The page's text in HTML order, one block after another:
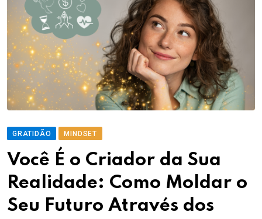
GRATIDÃO MINDSET
Você É o Criador da Sua
Realidade: Como Moldar o
Seu Futuro Através dos